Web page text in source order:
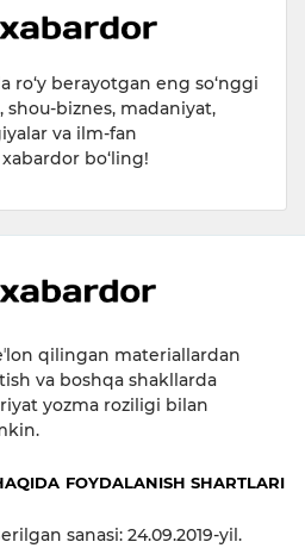
ro‘y berayotgan eng so‘nggi
shou-biznes, madaniyat,
va ilm-fan
bo‘ling!
qilingan materiallardan
va boshqa shakllarda
yozma roziligi bilan
FOYDALANISH SHARTLARI
sanasi: 24.09.2019-yil.